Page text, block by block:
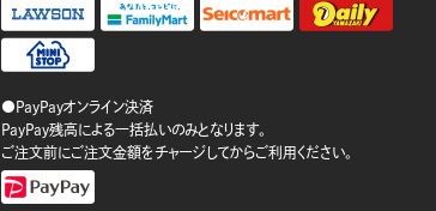
●PayPayオンライン決済
PayPay残高による一括払いのみとなります。
ご注文前にご注文金額をチャージしてからご利用ください。